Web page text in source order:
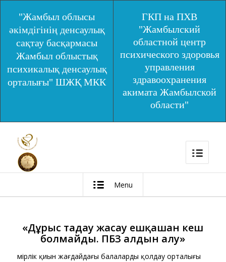
"Жамбыл облысы
әкімдігінің денсаулық
сақтау басқармасы
Жамбыл облыстық
психикалық денсаулық
орталығы" ШЖҚ МКК
ГКП на ПХВ
"Жамбылский
областной центр
психического здоровья
управления
здравоохранения
акимата Жамбылской
области"
Menu
«Дұрыс таңдау жасау ешқашан кеш
болмайды. ПБЗ алдын алу»
Өмірлік қиын жағдайдағы балаларды қолдау орталығы